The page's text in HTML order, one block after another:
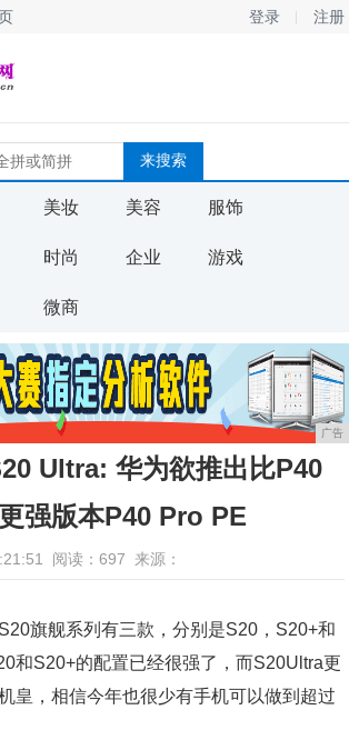
登录 注册
美妆 美容 服饰
时尚 企业 游戏
微商
广告
Ultra: 华为欲推出比P40
强版本P40 Pro PE
阅读：697 来源：
旗舰系列有三款，分别是S20，S20+和
和S20+的配置已经很强了，而S20Ultra更
皇，相信今年也很少有手机可以做到超过